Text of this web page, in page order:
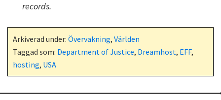
records.
Arkiverad under: Övervakning, Världen
Taggad som: Department of Justice, Dreamhost, EFF,
hosting, USA